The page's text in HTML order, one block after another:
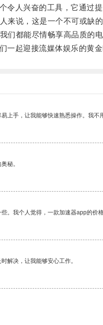
人兴奋的工具，它通过提
说，这是一个不可或缺的
都能尽情畅享高品质的电
起迎接流媒体娱乐的黄金
上手，让我能够快速熟悉操作。我不
秘。
。我个人觉得，一款加速器app的价
解决，让我能够安心工作。